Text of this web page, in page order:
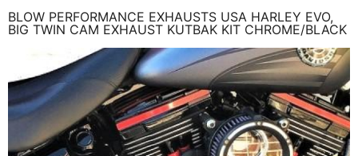
BLOW PERFORMANCE EXHAUSTS USA HARLEY EVO,
BIG TWIN CAM EXHAUST KUTBAK KIT CHROME/BLACK